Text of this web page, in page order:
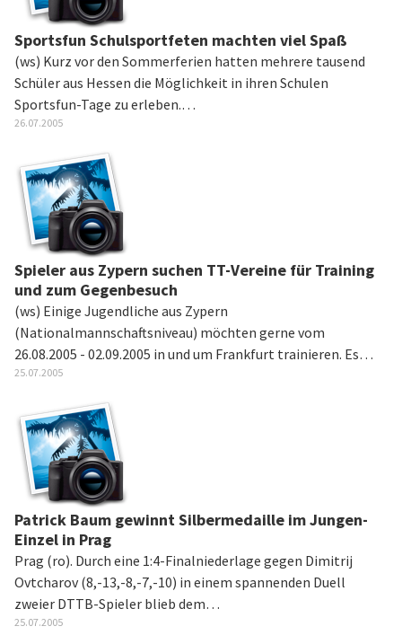
Sportsfun Schulsportfeten machten viel Spaß
(ws) Kurz vor den Sommerferien hatten mehrere tausend
Schüler aus Hessen die Möglichkeit in ihren Schulen
Sportsfun-Tage zu erleben.…
26.07.2005
Spieler aus Zypern suchen TT-Vereine für Training
und zum Gegenbesuch
(ws) Einige Jugendliche aus Zypern
(Nationalmannschaftsniveau) möchten gerne vom
26.08.2005 - 02.09.2005 in und um Frankfurt trainieren. Es…
25.07.2005
Patrick Baum gewinnt Silbermedaille im Jungen-
Einzel in Prag
Prag (ro). Durch eine 1:4-Finalniederlage gegen Dimitrij
Ovtcharov (8,-13,-8,-7,-10) in einem spannenden Duell
zweier DTTB-Spieler blieb dem…
25.07.2005